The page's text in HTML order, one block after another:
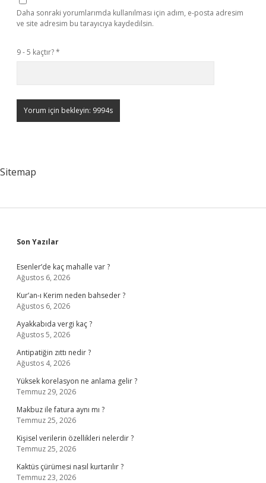
Daha sonraki yorumlarımda kullanılması için adım, e-posta adresim
ve site adresim bu tarayıcıya kaydedilsin.
9 - 5 kaçtır?*
Sitemap
Sidebar
Son Yazılar
Esenler’de kaç mahalle var ?
Ağustos 6, 2026
Kur’an-ı Kerim neden bahseder ?
Ağustos 6, 2026
Ayakkabıda vergi kaç ?
Ağustos 5, 2026
Antipatiğin zıttı nedir ?
Ağustos 4, 2026
Yüksek korelasyon ne anlama gelir ?
Temmuz 29, 2026
Makbuz ile fatura aynı mı ?
Temmuz 25, 2026
Kişisel verilerin özellikleri nelerdir ?
Temmuz 25, 2026
Kaktüs çürümesi nasıl kurtarılır ?
Temmuz 23, 2026